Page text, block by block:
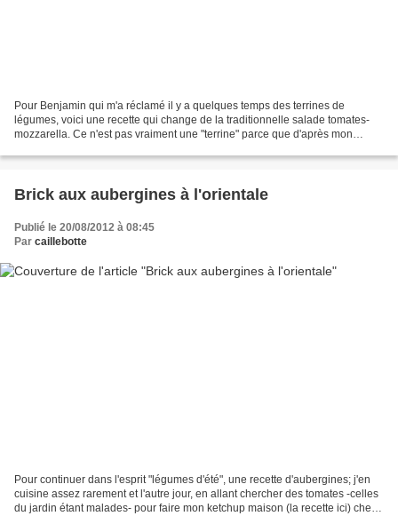
Pour Benjamin qui m'a réclamé il y a quelques temps des terrines de
légumes, voici une recette qui change de la traditionnelle salade tomates-
mozzarella. Ce n'est pas vraiment une "terrine" parce que d'après mon
Brick aux aubergines à l'orientale
Publié le 20/08/2012 à 08:45
Par caillebotte
Pour continuer dans l'esprit "légumes d'été", une recette d'aubergines; j'en
cuisine assez rarement et l'autre jour, en allant chercher des tomates -celles
du jardin étant malades- pour faire mon ketchup maison (la recette ici) chez